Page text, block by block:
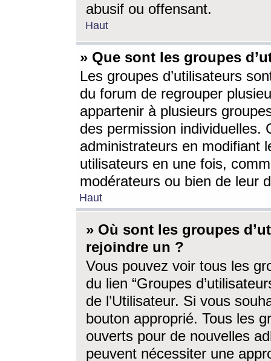
abusif ou offensant.
Haut
» Que sont les groupes
Les groupes d’utilisateurs
du forum de regrouper
appartenir à plusieurs
des permission individuelles.
administrateurs en modifiant
utilisateurs en une fois,
modérateurs ou bien de leur
Haut
» Où sont les groupes
rejoindre un ?
Vous pouvez voir tous les
du lien “Groupes
de l’Utilisateur. Si vous
bouton approprié. Tous les
ouverts pour de nouvelles
peuvent nécessiter une